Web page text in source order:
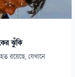
ঝুঁকি
রয়েছে, যেখানে